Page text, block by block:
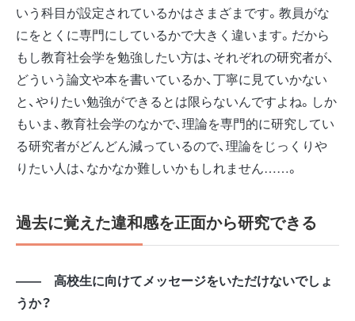
いう科目が設定されているかはさまざまです。教員がな
にをとくに専門にしているかで大きく違います。だから
もし教育社会学を勉強したい方は、それぞれの研究者が、
どういう論文や本を書いているか、丁寧に見ていかない
と、やりたい勉強ができるとは限らないんですよね。しか
もいま、教育社会学のなかで、理論を専門的に研究してい
る研究者がどんどん減っているので、理論をじっくりや
りたい人は、なかなか難しいかもしれません……。
過去に覚えた違和感を正面から研究できる
―― 高校生に向けてメッセージをいただけないでしょ
うか？